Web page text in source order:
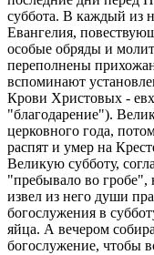
суббота. В каждый из
Евангелия,
особые обряды и
переполнены
вспоминают
Крови Христовых -
"благодарение").
церковного года,
распят и умер на
Великую субботу,
"пребывало во
извел из него души
богослужения в
яйца. А вечером
богослужение, чтобы